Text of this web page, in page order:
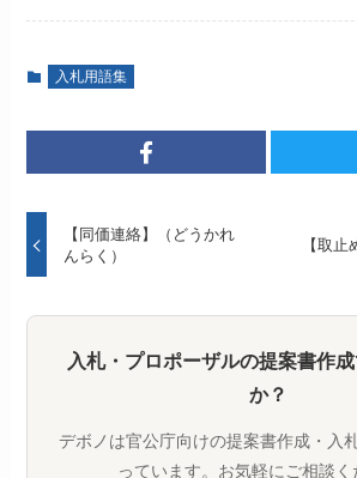
入札用語集
【同価連絡】（どうかれ
んらく）
【取止
入札・プロポーザルの提案書作
か？
デボノは官公庁向けの提案書作成・入
っています。お気軽にご相談く